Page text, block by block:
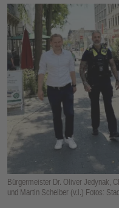
Bürgermeister Dr. Oliver Jedynak,
und Martin Scheiber (v.l.) Fotos:
U
N
K
TI
O
N
E
N